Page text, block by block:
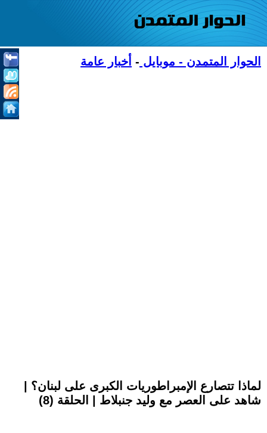
الحوار المتمدن - موبايل - أخبار عامة
لماذا تتصارع الإمبراطوريات الكبرى على لبنان؟ |
شاهد على العصر مع وليد جنبلاط | الحلقة (8)